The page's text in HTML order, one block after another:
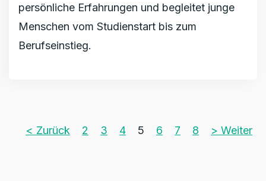
persönliche Erfahrungen und begleitet junge
Menschen vom Studienstart bis zum
Berufseinstieg.
< Zurück 2 3 4 5 6 7 8 > Weiter